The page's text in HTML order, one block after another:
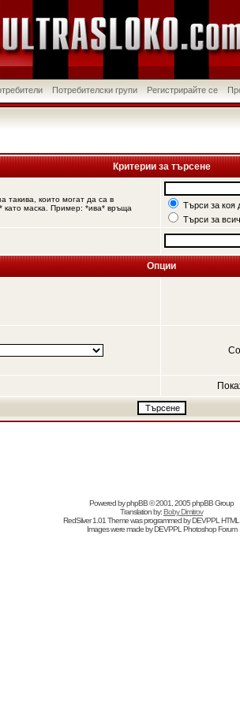
Потребителски групи Регистрирайте се
Критерии за търсене
такива, които могат да са в
като маска. Пример: *ива* връща
Търси за коя
Търси за
Опции
Powered byphpBB© 2001, 2005 phpBB Group
Translation by:Boby Dimitrov
RedSilver 1.01 Theme was programmed byDEVPPL
Images were made byDEVPPL Photoshop Forum